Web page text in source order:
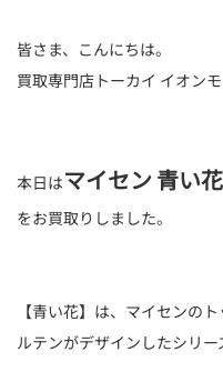
皆さま、こんにちは。
買取専門店トーカイ イオン
本日はマイセン 青い
をお買取りしました。
【青い花】は、マイセンの
ルテンがデザインしたシリー